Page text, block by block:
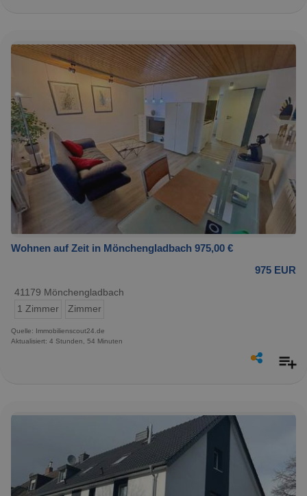
Wohnen auf Zeit in Mönchengladbach 975,00 €
975 EUR
41179 Mönchengladbach
1 Zimmer
Zimmer
Quelle: Immobilienscout24.de
Aktualisiert: 4 Stunden, 54 Minuten